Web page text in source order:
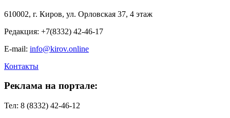
610002, г. Киров, ул. Орловская 37, 4 этаж
Редакция: +7(8332) 42-46-17
E-mail: info@kirov.online
Контакты
Реклама на портале:
Тел: 8 (8332) 42-46-12